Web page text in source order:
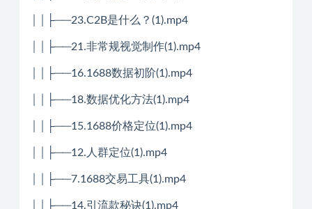
││├──23.C2B是什么？(1).mp4
││├──21.非常规视觉制作(1).mp4
││├──16.1688数据初阶(1).mp4
││├──18.数据优化方法(1).mp4
││├──15.1688价格定位(1).mp4
││├──12.人群定位(1).mp4
││├──7.1688交易工具(1).mp4
││├──14.引流款秘诀(1).mp4